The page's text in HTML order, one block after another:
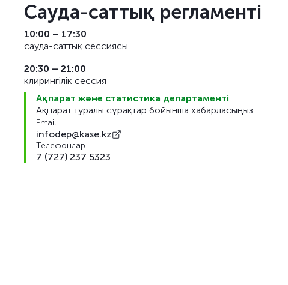
Сауда-саттық регламенті
10:00 – 17:30
сауда-саттық сессиясы
20:30 – 21:00
клирингілік сессия
Ақпарат және статистика департаменті
Ақпарат туралы сұрақтар бойынша хабарласыңыз:
Email
infodep@kase.kz
Телефондар
7 (727) 237 5323